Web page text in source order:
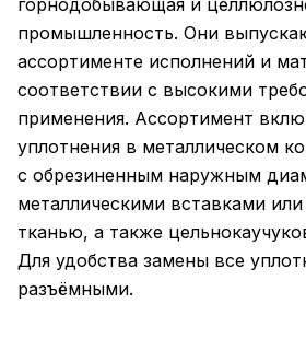
горнодобывающая и
промышленность. Они
ассортименте исполнений и
соответствии с высокими
применения. Ассортимент
уплотнения в металлическом
с обрезиненным наружным
металлическими вставками
тканью, а также
Для удобства замены все
разъёмными.